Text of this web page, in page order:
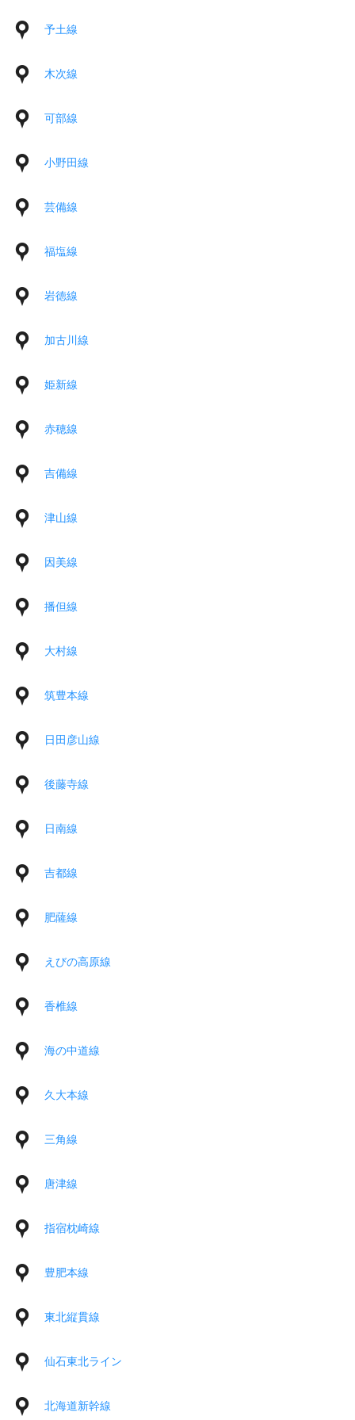
予土線
木次線
可部線
小野田線
芸備線
福塩線
岩徳線
加古川線
姫新線
赤穂線
吉備線
津山線
因美線
播但線
大村線
筑豊本線
日田彦山線
後藤寺線
日南線
吉都線
肥薩線
えびの高原線
香椎線
海の中道線
久大本線
三角線
唐津線
指宿枕崎線
豊肥本線
東北縦貫線
仙石東北ライン
北海道新幹線